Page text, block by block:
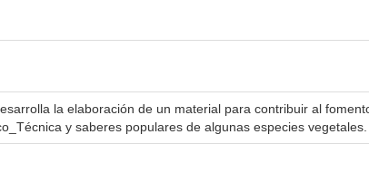
la elaboración de un material para contribuir al
y saberes populares de algunas especies vegetales.